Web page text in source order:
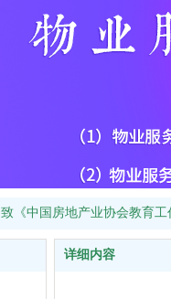
致《中国房地产业协会教育
详细内容